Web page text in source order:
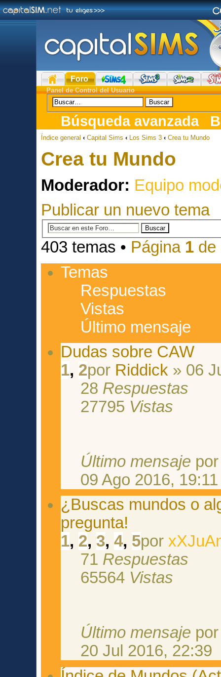
Foro
Panel de Control del Usuario
Búsqueda avanzada
Índice general ‹ Capital Sims ‹ Los Sims 3 ‹ Crea tu Mundo
Crea tu Mundo
Moderador: Equipo
Publicar un nuevo tema
403 temas • Página 1 de
Temas
Respuestas
Vistas
Último mensaje
Dudas sobre CAW
1, 2por Riddick » 06
28 Respuestas
27795 Vistas
Último mensaje
09 Ago 2016, 19:11
¿Buscas mundos o
pregunta!
1, 2, 3,4, 5por
71 Respuestas
65564 Vistas
Último mensaje
20 Jul 2016, 22:39